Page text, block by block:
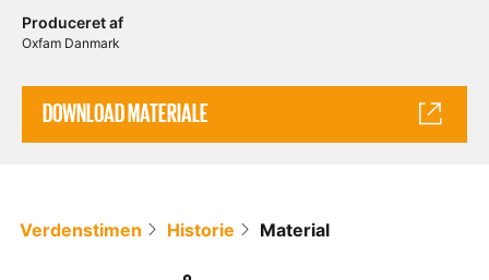
DOWNLOAD MATERIALE
Produceret af
Oxfam Danmark
Verdenstimen Historie Material